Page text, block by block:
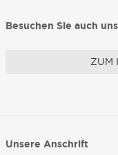
Besuchen Sie auch
ZUM
Unsere Anschrift